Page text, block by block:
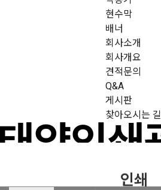
현수막
배너
회사소개
회사개요
견적문의
Q&A
게시판
찾아오시는 길
인쇄